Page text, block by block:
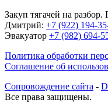
Закуп тягачей на разбор.
Дмитрий: +7 (922) 194-
Эвакуатор +7 (982) 694-
Политика обработки
Соглашение об
Cопровождение сайта -
Все права защищены.